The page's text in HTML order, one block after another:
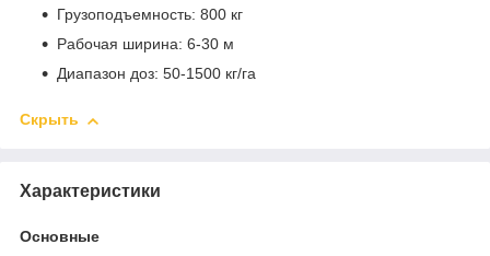
Грузоподъемность: 800 кг
Рабочая ширина: 6-30 м
Диапазон доз: 50-1500 кг/га
Скрыть
Характеристики
Основные